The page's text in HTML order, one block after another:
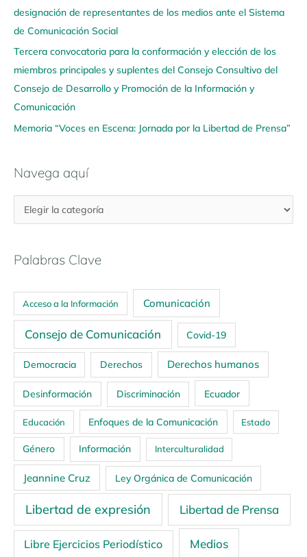
designación de representantes de los medios ante el Sistema
de Comunicación Social
Tercera convocatoria para la conformación y elección de los
miembros principales y suplentes del Consejo Consultivo del
Consejo de Desarrollo y Promoción de la Información y
Comunicación
Memoria “Voces en Escena: Jornada por la Libertad de Prensa”
Navega aquí
u
í
Palabras Clave
Acceso a la Información Comunicación
Consejo de Comunicación Covid-19
Democracia Derechos Derechos humanos
Desinformación Discriminación Ecuador
Educación Enfoques de la Comunicación Estado
Género Información Interculturalidad
Jeannine Cruz Ley Orgánica de Comunicación
Libertad de expresión Libertad de Prensa
Libre Ejercicios Periodístico Medios